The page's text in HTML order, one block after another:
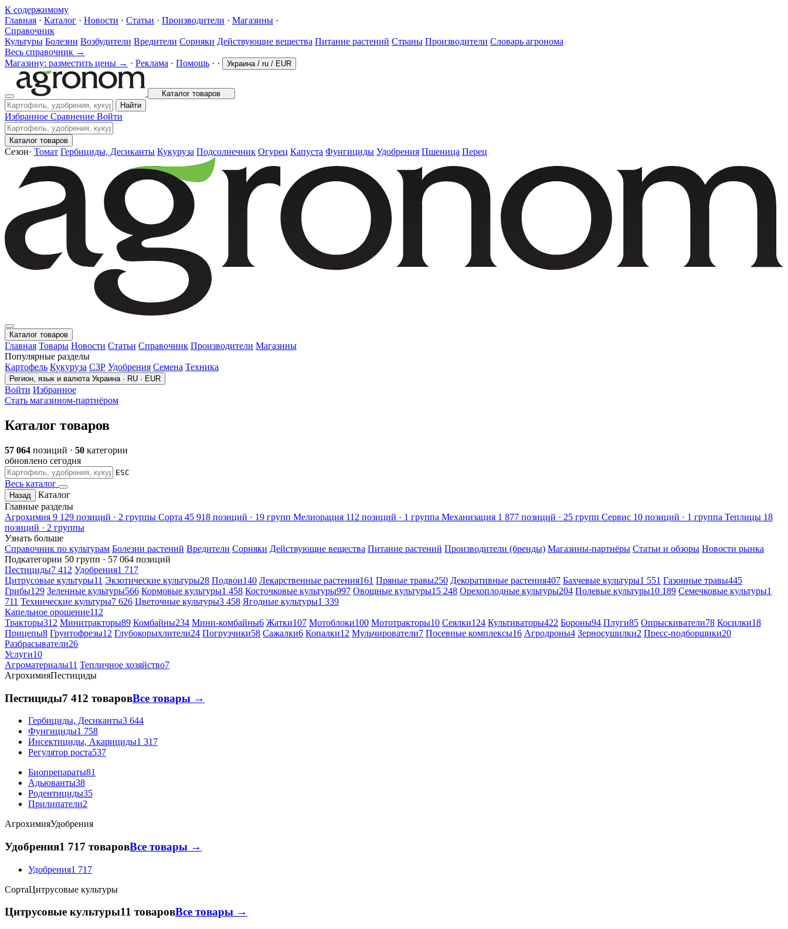
К содержимому
Главная · Каталог · Новости · Статьи · Производители · Магазины ·
Справочник
Культуры Болезни Возбудители Вредители Сорняки Действующие вещества Питание растений Страны Производители Словарь агронома
Весь справочник →
Магазину: разместить цены → · Реклама · Помощь · · Украина / ru / EUR
Каталог товаров
Найти
Избранное Сравнение Войти
Каталог товаров
Сезон· Томат Гербициды, Десиканты Кукуруза Подсолнечник Огурец Капуста Фунгициды Удобрения Пшеница Перец
Каталог товаров
Главная Товары Новости Статьи Справочник Производители Магазины
Популярные разделы
Картофель Кукуруза СЗР Удобрения Семена Техника
Регион, язык и валюта Украина · RU · EUR
Войти Избранное
Стать магазином-партнёром
Каталог товаров
57 064 позиций · 50 категории
обновлено сегодня
ESC
Весь каталог
Назад
Каталог
Главные разделы
Агрохимия 9 129 позиций · 2 группы Сорта 45 918 позиций · 19 групп Мелиорация 112 позиций · 1 группа Механизация 1 877 позиций · 25 групп Сервис 10 позиций · 1 группа Теплицы 18
позиций · 2 группы
Узнать больше
Справочник по культурам Болезни растений Вредители Сорняки Действующие вещества Питание растений Производители (бренды) Магазины-партнёры Статьи и обзоры Новости рынка
Подкатегории 50 групп · 57 064 позиций
Пестициды7 412 Удобрения1 717
Цитрусовые культуры11 Экзотические культуры28 Подвои140 Лекарственные растения161 Пряные травы250 Декоративные растения407 Бахчевые культуры1 551 Газонные травы445
Грибы129 Зеленные культуры566 Кормовые культуры1 458 Косточковые культуры997 Овощные культуры15 248 Орехоплодные культуры204 Полевые культуры10 189 Семечковые культуры1
711 Технические культуры7 626 Цветочные культуры3 458 Ягодные культуры1 339
Капельное орошение112
Тракторы312 Минитракторы89 Комбайны234 Мини-комбайны6 Жатки107 Мотоблоки100 Мототракторы10 Сеялки124 Культиваторы422 Бороны94 Плуги85 Опрыскиватели78 Косилки18
Прицепы8 Грунтофрезы12 Глубокорыхлители24 Погрузчики58 Сажалки6 Копалки12 Мульчирователи7 Посевные комплексы16 Агродроны4 Зерносушилки2 Пресс-подборщики20
Разбрасыватели26
Услуги10
Агроматериалы11 Тепличное хозяйство7
АгрохимияПестициды
Пестициды7 412 товаровВсе товары →
Гербициды, Десиканты3 644
Фунгициды1 758
Инсектициды, Акарициды1 317
Регулятор роста537
Биопрепараты81
Адьюванты38
Родентициды35
Прилипатели2
АгрохимияУдобрения
Удобрения1 717 товаровВсе товары →
Удобрения1 717
СортаЦитрусовые культуры
Цитрусовые культуры11 товаровВсе товары →